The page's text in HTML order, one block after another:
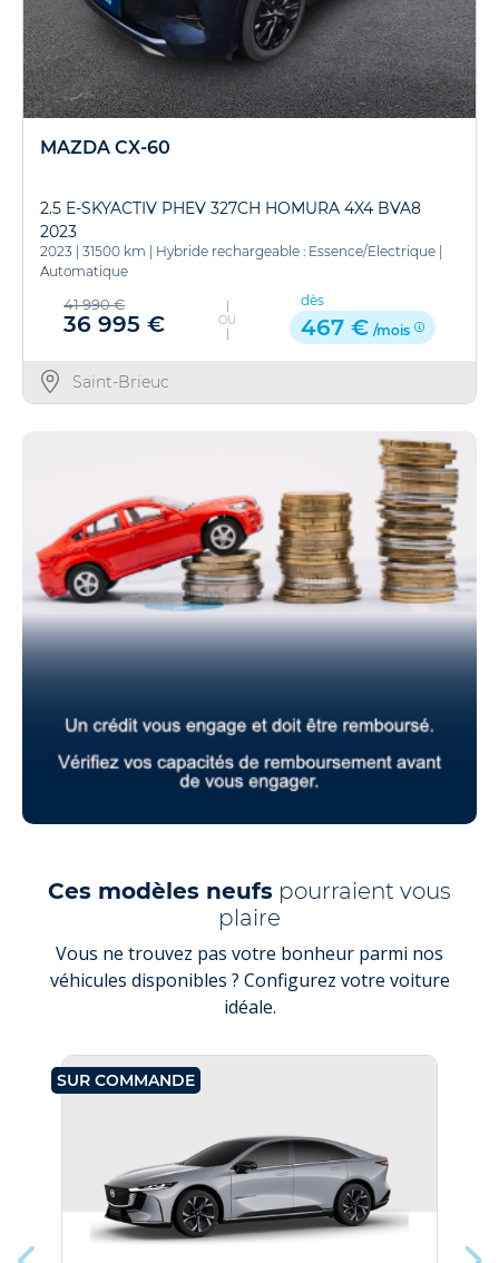
MAZDA CX-60
2.5 E-SKYACTIV PHEV 327CH HOMURA 4X4 BVA8
2023
2023 31500 km Hybride rechargeable : Essence/Electrique
Automatique
41 990 €
36 995 € OU
dès
467 € /mois
Saint-Brieuc
Ces modèles neufs pourraient vous
plaire
Vous ne trouvez pas votre bonheur parmi nos
véhicules disponibles ? Configurez votre voiture
idéale.
SUR COMMANDE